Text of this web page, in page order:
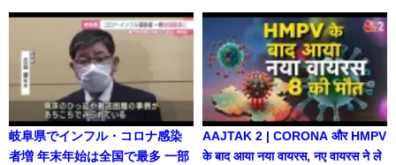
岐阜県でインフル・コロナ感染
者増 年末年始は全国で最多 一部
AAJTAK 2 | CORONA और HMPV
के बाद आया नया वायरस, नए वायरस ने ले